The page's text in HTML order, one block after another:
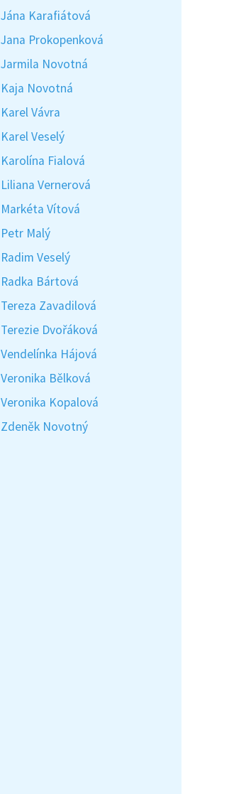
Jána Karafiátová
Jana Prokopenková
Jarmila Novotná
Kaja Novotná
Karel Vávra
Karel Veselý
Karolína Fialová
Liliana Vernerová
Markéta Vítová
Petr Malý
Radim Veselý
Radka Bártová
Tereza Zavadilová
Terezie Dvořáková
Vendelínka Hájová
Veronika Bělková
Veronika Kopalová
Zdeněk Novotný